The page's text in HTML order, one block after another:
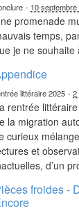
- 10 septembre
promenade
temps,
je ne souhaite
littéraire 2025 -2
rentrée
la migration
curieux
et
d’un
froides -